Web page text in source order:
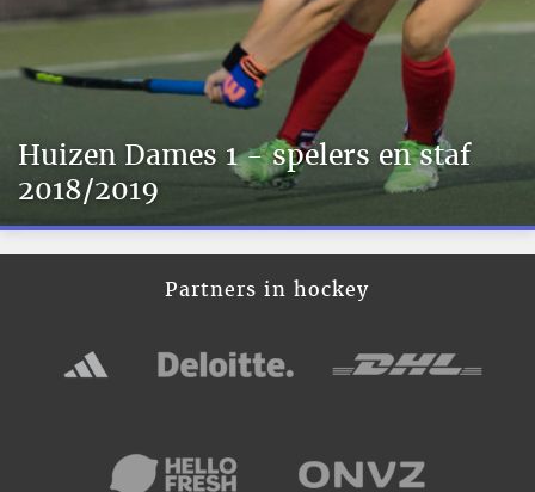
Huizen Dames 1 - spelers en staf
2018/2019
Partners in hockey